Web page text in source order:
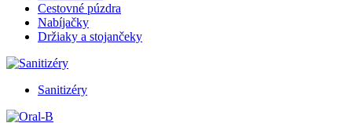
Cestovné púzdra
Nabíjačky
Držiaky a stojančeky
Sanitizéry